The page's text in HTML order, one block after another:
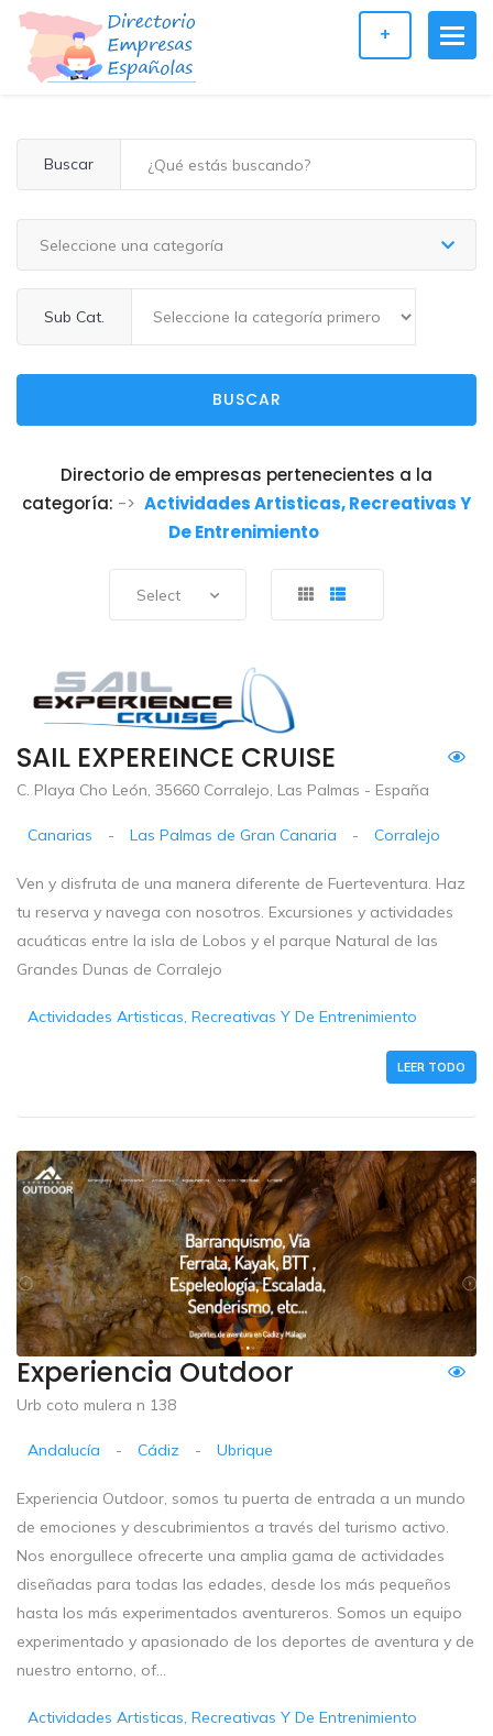
+
Buscar
Seleccione una categoría
Sub Cat.
BUSCAR
Directorio de empresas pertenecientes a la
categoría: -> Actividades Artisticas, Recreativas Y
De Entrenimiento
Select
SAIL EXPEREINCE CRUISE
C. Playa Cho León, 35660 Corralejo, Las Palmas - España
Canarias - Las Palmas de Gran Canaria - Corralejo
Ven y disfruta de una manera diferente de Fuerteventura. Haz
tu reserva y navega con nosotros. Excursiones y actividades
acuáticas entre la isla de Lobos y el parque Natural de las
Grandes Dunas de Corralejo
Actividades Artisticas, Recreativas Y De Entrenimiento
LEER TODO
Experiencia Outdoor
Urb coto mulera n 138
Andalucía - Cádiz - Ubrique
Experiencia Outdoor, somos tu puerta de entrada a un mundo
de emociones y descubrimientos a través del turismo activo.
Nos enorgullece ofrecerte una amplia gama de actividades
diseñadas para todas las edades, desde los más pequeños
hasta los más experimentados aventureros. Somos un equipo
experimentado y apasionado de los deportes de aventura y de
nuestro entorno, of...
Actividades Artisticas, Recreativas Y De Entrenimiento